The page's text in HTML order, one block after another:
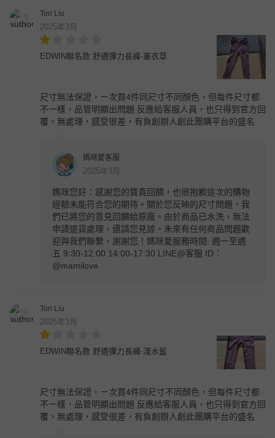
Tori Liu
2025年3月
EDWIN聯名款 舒適彈力長褲-薰衣草
尺寸無法保證，ㄧ次買4件同尺寸不同顏色，但每件尺寸都
不一樣，品管明顯出問題 反應給客服人員，也只得到官方回
覆，無處理，感受很差，有負創辦人創此團購平台的盛名
媽咪愛客服
2025年3月
媽咪您好：感謝您的寶貴回饋，也很抱歉這次的購物
經驗未能符合您的期待。關於您反映的尺寸問題，我
們已將您的意見回饋給原廠。由於商品已水洗，無法
申請退貨處理，還請您見諒。未來有任何商品問題歡
迎與我們聯繫，謝謝您！媽咪愛服務時間: 週一至週
五 9:30-12:00 14:00-17:30 LINE@客服 ID：
@mamilove
Tori Liu
2025年3月
EDWIN聯名款 舒適彈力長褲-淺水藍
尺寸無法保證，ㄧ次買4件同尺寸不同顏色，但每件尺寸都
不一樣，品管明顯出問題 反應給客服人員，也只得到官方回
覆，無處理，感受很差，有負創辦人創此團購平台的盛名